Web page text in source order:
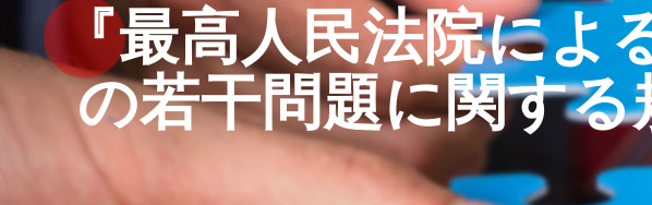
プ
『最高人民法院に
の若干問題に関する